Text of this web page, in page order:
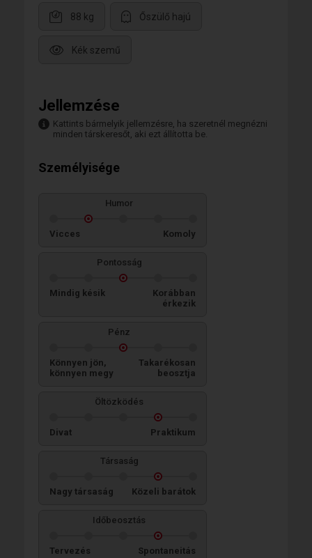
88 kg Őszülő hajú
Kék szemű
Jellemzése
Kattints bármelyik jellemzésre, ha szeretnél megnézni
minden társkeresőt, aki ezt állította be.
Személyisége
Humor
Vicces Komoly
Pontosság
Mindig késik
Korábban
érkezik
Pénz
Könnyen jön,
könnyen megy
Takarékosan
beosztja
Öltözködés
Divat Praktikum
Társaság
Nagy társaság Közeli barátok
Időbeosztás
Tervezés Spontaneitás